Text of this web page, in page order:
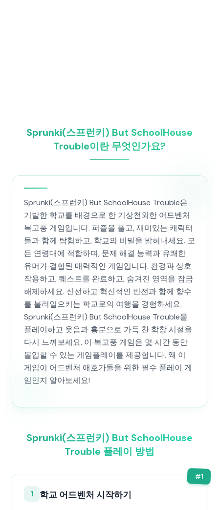
Sprunki(스프런키) But SchoolHouse
Trouble이란 무엇인가요?
Sprunki(스프런키) But SchoolHouse Trouble은
기발한 학교를 배경으로 한 기상천외한 어드벤처
복고풍 게임입니다. 퍼즐을 풀고, 재미있는 캐릭터
들과 함께 탐험하고, 학교의 비밀을 밝혀내세요. 모
든 연령대에 적합하며, 문제 해결 능력과 유쾌한
유머가 결합된 매력적인 게임입니다. 환경과 상호
작용하고, 퀘스트를 완료하고, 숨겨진 영역을 잠금
해제하세요. 신선하고 혁신적인 반전과 함께 향수
를 불러일으키는 학교로의 여행을 경험하세요.
Sprunki(스프런키) But SchoolHouse Trouble을
플레이하고 웃음과 흥분으로 가득 찬 학창 시절을
다시 느껴보세요. 이 복고풍 게임은 몇 시간 동안
몰입할 수 있는 게임플레이를 제공합니다. 왜 이
게임이 어드벤처 애호가들을 위한 필수 플레이 게
임인지 알아보세요!
Sprunki(스프런키) But SchoolHouse
Trouble 플레이 방법
#1
1 학교 어드벤처 시작하기